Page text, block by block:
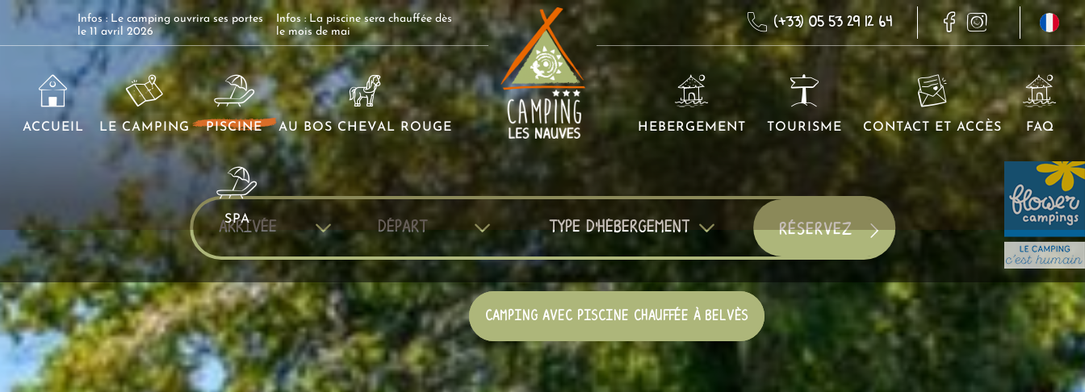
Infos : Le camping ouvrira ses portes
le 11 avril 2026
Infos : La piscine sera chauffée dès
le mois de mai
(+33) 05 53 29 12 64
ACCUEIL LE CAMPING PISCINE AU BOS CHEVAL ROUGE
SPA
HEBERGEMENT TOURISME CONTACT ET ACCÈS FAQ
CAMPING LES NAUVES CAMPING AVEC PISCINE CHAUFFÉE À BELVÈS